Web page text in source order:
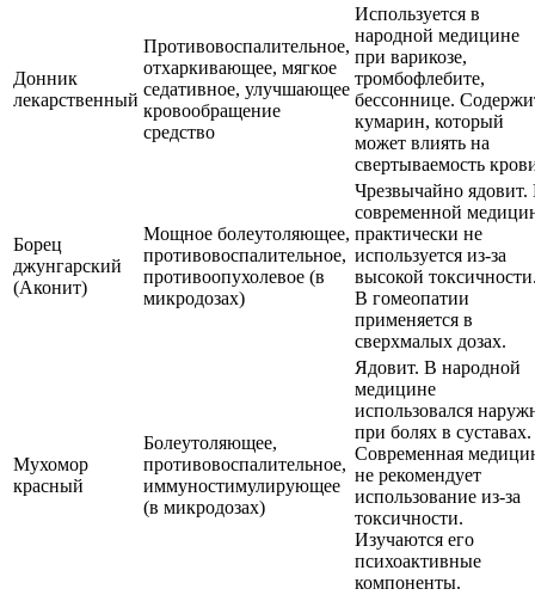
Донник
лекарственный
Противовоспалительное,
отхаркивающее, мягкое
седативное, улучшающее
кровообращение
средство
Используется в
народной медицине
при варикозе,
тромбофлебите,
бессоннице.
кумарин, который
может влиять на
свертываемость
Борец
джунгарский
(Аконит)
Мощное болеутоляющее,
противовоспалительное,
противоопухолевое (в
микродозах)
Чрезвычайно ядовит.
современной
практически не
используется из-за
высокой
В гомеопатии
применяется в
сверхмалых дозах.
Мухомор
красный
Болеутоляющее,
противовоспалительное,
иммуностимулирующее
(в микродозах)
Ядовит. В народной
медицине
использовался
при болях в суставах.
Современная
не рекомендует
использование из-за
токсичности.
Изучаются его
психоактивные
компоненты.